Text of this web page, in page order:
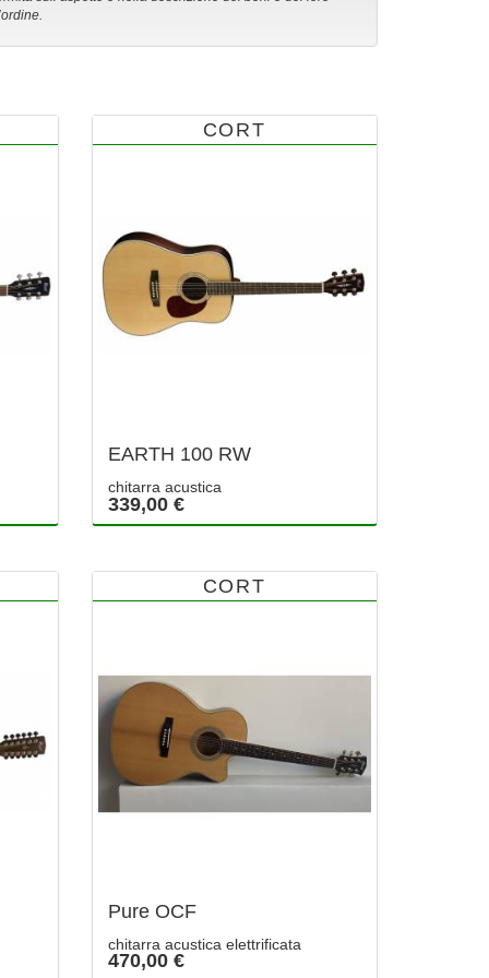
CORT
EARTH 100 RW
chitarra acustica
339,00 €
CORT
Pure OCF
chitarra acustica elettrificata
470,00 €